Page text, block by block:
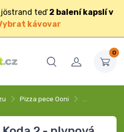
teď 2 balení kapslí v
kávovar
0
Pizza pece Ooni